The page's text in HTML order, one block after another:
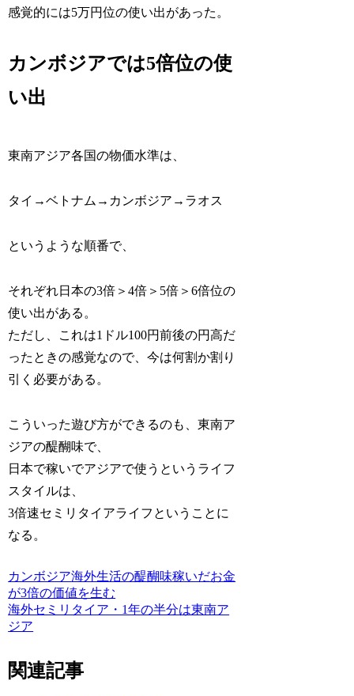
感覚的には5万円位の使い出があった。
カンボジアでは5倍位の使
い出
東南アジア各国の物価水準は、
タイ→ベトナム→カンボジア→ラオス
というような順番で、
それぞれ日本の3倍＞4倍＞5倍＞6倍位の
使い出がある。
ただし、これは1ドル100円前後の円高だ
ったときの感覚なので、今は何割か割り
引く必要がある。
こういった遊び方ができるのも、東南ア
ジアの醍醐味で、
日本で稼いでアジアで使うというライフ
スタイルは、
3倍速セミリタイアライフということに
なる。
カンボジア海外生活の醍醐味稼いだお金
が3倍の価値を生む
海外セミリタイア・1年の半分は東南ア
ジア
関連記事